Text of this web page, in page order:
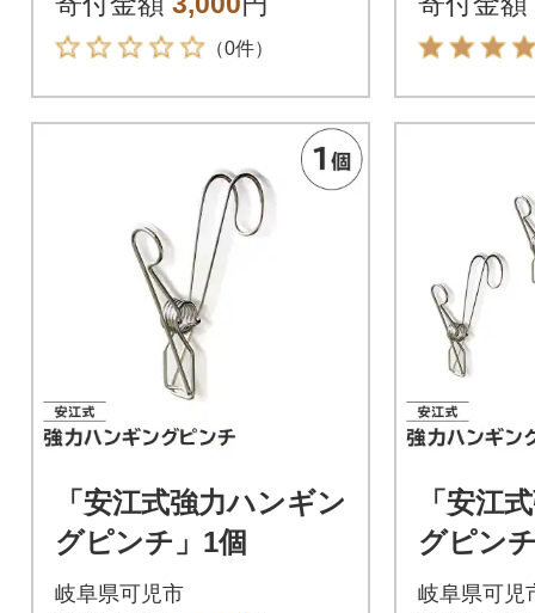
（0件）
【S-014
「安江式強力ハンギン
グピンチ」1個
岐阜県可児市
「安江
グピン
ト
岐阜県可児